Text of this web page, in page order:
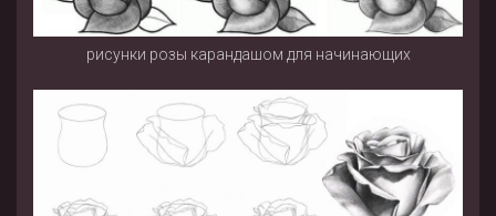
рисунки розы карандашом для начинающих